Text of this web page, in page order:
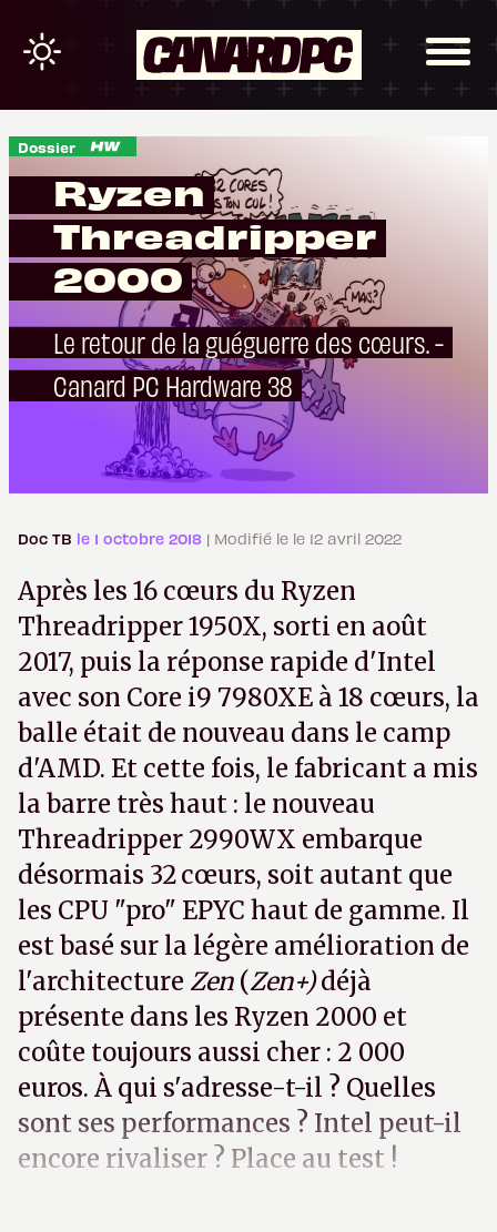
Dossier
Ryzen
Threadripper
2000
Le retour de la guéguerre des cœurs. -
Canard PC Hardware 38
Doc TB le 1 octobre 2018 | Modifié le le 12 avril 2022
Après les 16 cœurs du Ryzen
Threadripper 1950X, sorti en août
2017, puis la réponse rapide d'Intel
avec son Core i9 7980XE à 18 cœurs, la
balle était de nouveau dans le camp
d'AMD. Et cette fois, le fabricant a mis
la barre très haut : le nouveau
Threadripper 2990WX embarque
désormais 32 cœurs, soit autant que
les CPU "pro" EPYC haut de gamme. Il
est basé sur la légère amélioration de
l'architecture Zen (Zen+)déjà
présente dans les Ryzen 2000 et
coûte toujours aussi cher : 2 000
euros. À qui s'adresse-t-il ? Quelles
sont ses performances ? Intel peut-il
encore rivaliser ? Place au test !